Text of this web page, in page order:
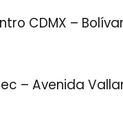
CDMX –
– Avenida